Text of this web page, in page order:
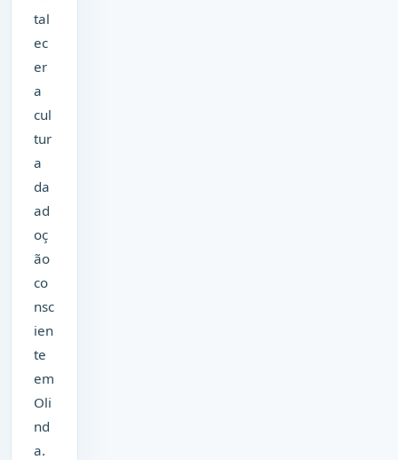
tal
ec
er
a
cul
tur
a
da
ad
oç
ão
co
nsc
ien
te
em
Oli
nd
a.